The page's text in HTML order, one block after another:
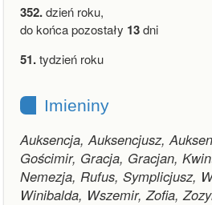
352.dzień roku,
do końca pozostały 13dni
51.tydzień roku
Imieniny
Auksencja, Auksencjusz,
Gościmir, Gracja, Gracjan,
Nemezja, Rufus, Symplicjusz,
Winibalda, Wszemir, Zofia,